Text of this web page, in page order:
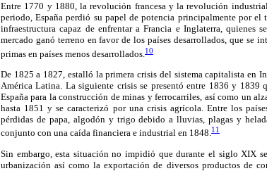
Entre 1770 y 1880, la revolución francesa y la revolución
periodo, España perdió su papel de potencia principalmente por
infraestructura capaz de enfrentar a Francia e Inglaterra,
mercado ganó terreno en favor de los países desarrollados, que se
primas en países menos desarrollados. 10
De 1825 a 1827, estalló la primera crisis del sistema capitalista en
América Latina. La siguiente crisis se presentó entre 1836 y
España para la construcción de minas y ferrocarriles, así como un
hasta 1851 y se caracterizó por una crisis agrícola. Entre los
pérdidas de papa, algodón y trigo debido a lluvias, plagas y
conjunto con una caída financiera e industrial en 1848.11
Sin embargo, esta situación no impidió que durante el siglo XIX
urbanización así como la exportación de diversos productos de